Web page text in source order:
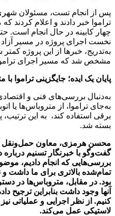
پس از انجام تست، مسئولان
تراموا خبر دادند و اعلام کردند
چهار کابینه در حال انجام است.
نخست اجرای پروژه در مسیر
به‌تدریج، خبرها از این پروژه
مشخص شد که مسیر اجرای
پایان یک ایده؛ جایگزینی تراموا با
به‌دنبال بررسی‌های فنی و
برقی استفاده کند، به این ترتیب،
بسته شد.
محسن هرمزی، معاون حمل‌ونقل و
گفت‌وگو با خبرنگار تسنیم
بررسی‌هایی که انجام دادیم،
تمام‌شده بالاتری برای ما داشت
بود. در مقابل، متروباس‌ها در
آنها وجود داشت بنابراین ترجیح
کنیم. از نظر اجرایی و عملیاتی
لاستیکی عمل می‌کند.